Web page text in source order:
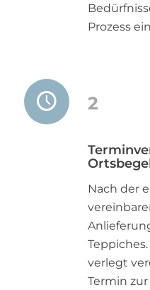
Prozess
2
Nach der
verlegt
Termin